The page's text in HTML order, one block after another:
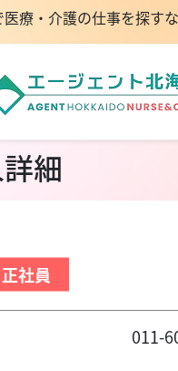
療・介護の仕事を探す
細
正社員
011-